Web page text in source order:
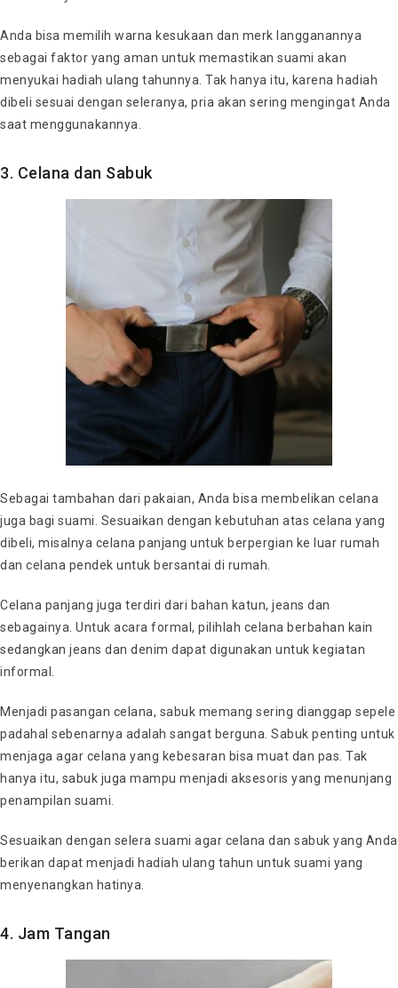
Anda bisa memilih warna kesukaan dan merk langganannya
sebagai faktor yang aman untuk memastikan suami akan
menyukai hadiah ulang tahunnya. Tak hanya itu, karena hadiah
dibeli sesuai dengan seleranya, pria akan sering mengingat Anda
saat menggunakannya.
3. Celana dan Sabuk
Sebagai tambahan dari pakaian, Anda bisa membelikan celana
juga bagi suami. Sesuaikan dengan kebutuhan atas celana yang
dibeli, misalnya celana panjang untuk berpergian ke luar rumah
dan celana pendek untuk bersantai di rumah.
Celana panjang juga terdiri dari bahan katun, jeans dan
sebagainya. Untuk acara formal, pilihlah celana berbahan kain
sedangkan jeans dan denim dapat digunakan untuk kegiatan
informal.
Menjadi pasangan celana, sabuk memang sering dianggap sepele
padahal sebenarnya adalah sangat berguna. Sabuk penting untuk
menjaga agar celana yang kebesaran bisa muat dan pas. Tak
hanya itu, sabuk juga mampu menjadi aksesoris yang menunjang
penampilan suami.
Sesuaikan dengan selera suami agar celana dan sabuk yang Anda
berikan dapat menjadi hadiah ulang tahun untuk suami yang
menyenangkan hatinya.
4. Jam Tangan